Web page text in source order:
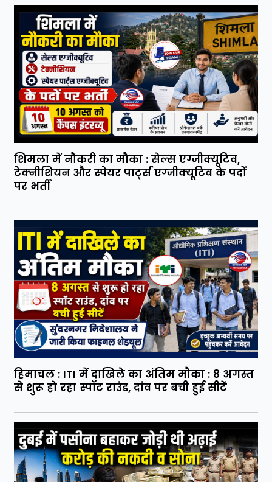
शिमला में नौकरी का मौका : सेल्स एग्जीक्यूटिव,
टेक्नीशियन और स्पेयर पार्ट्स एग्जीक्यूटिव के पदों
पर भर्ती
हिमाचल : ITI में दाखिले का अंतिम मौका : 8 अगस्त
से शुरू हो रहा स्पॉट राउंड, दांव पर बची हुई सीटें